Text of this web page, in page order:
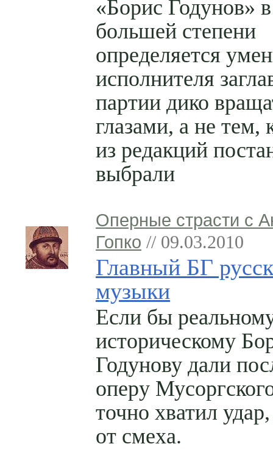
«Борис Годунов»
большей степени
определяется
исполнителя
партии дико
глазами, а не тем,
из редакций
выбрали
Оперные страсти с
Гопко // 09.03.2010
Главный БГ
музыки
Если бы
историческому
Годунову дали
оперу
точно хватил
от смеха.